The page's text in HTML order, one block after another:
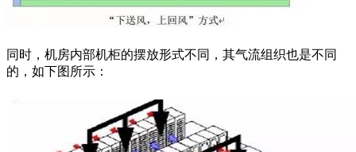
同时，机房内部机柜的摆放形式不同，其气流组织也是不同
的，如下图所示：